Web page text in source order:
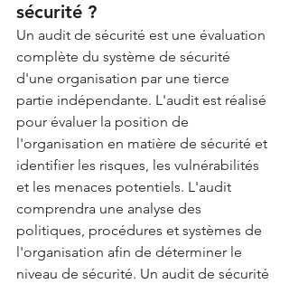
sécurité ?
Un audit de sécurité est une évaluation
complète du système de sécurité
d'une organisation par une tierce
partie indépendante. L'audit est réalisé
pour évaluer la position de
l'organisation en matière de sécurité et
identifier les risques, les vulnérabilités
et les menaces potentiels. L'audit
comprendra une analyse des
politiques, procédures et systèmes de
l'organisation afin de déterminer le
niveau de sécurité. Un audit de sécurité